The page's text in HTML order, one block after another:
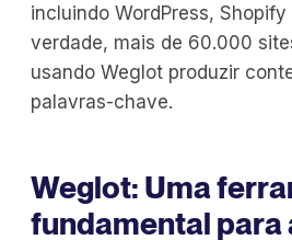
incluindo WordPress,
verdade, mais de 60.000
usando Weglot produzir
palavras-chave.
Weglot: Uma
fundamental para